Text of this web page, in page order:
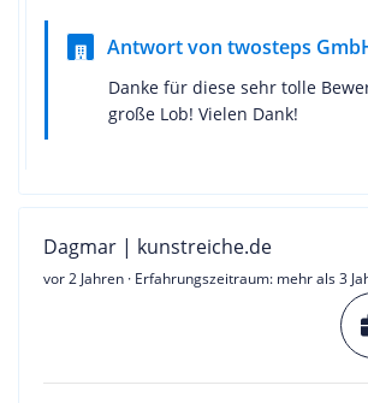
Antwort von twosteps
Danke für diese sehr tolle
große Lob! Vielen Dank!
Dagmar | kunstreiche.de
vor 2 Jahren · Erfahrungszeitraum: mehr als 3